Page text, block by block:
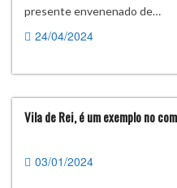
presente envenenado de…
24/04/2024
Vila de Rei, é um exemplo no
03/01/2024